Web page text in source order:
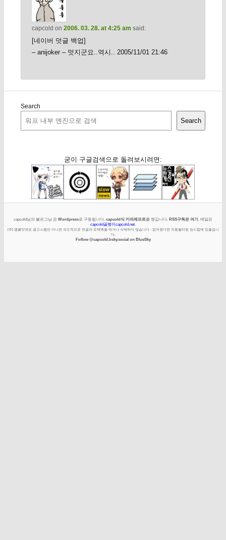
capcold on 2006. 03. 28. at 4:25 am said:
[네이버 덧글 백업]
– anijoker – 멋지군요..역시.. 2005/11/01 21:46
Search
Search
굳이 구글검색으로 돌려보시려면:
capcold님의 블로그님 은 Wordpress로 구동됩니다. capcold식 카피레프트를 챙깁니다. RSS구독은 여기 . 메일은
capcold골뱅이capcold.net
[주] 캡콜닷넷은 광고스팸만 아니면 의도적으로 덧글과 트랙백을 막거나 삭제하지 않습니다 - 없어졌다면 자동필터링 임시함에 있을겁니
다.
Follow @capcold.bsky.social on BlueSky